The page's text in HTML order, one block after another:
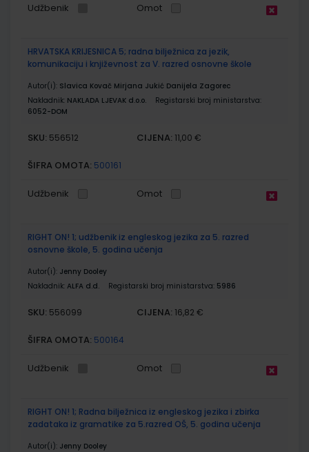
Udžbenik Omot
HRVATSKA KRIJESNICA 5; radna bilježnica za jezik,
komunikaciju i književnost za V. razred osnovne škole
Autor(i): Slavica Kovač Mirjana Jukić Danijela Zagorec
Nakladnik: NAKLADA LJEVAK d.o.o.
Registarski broj ministarstva:
6052-DOM
SKU: 556512 CIJENA: 11,00 €
ŠIFRA OMOTA: 500161
Udžbenik Omot
RIGHT ON! 1; udžbenik iz engleskog jezika za 5. razred
osnovne škole, 5. godina učenja
Autor(i): Jenny Dooley
Nakladnik: ALFA d.d. Registarski broj ministarstva: 5986
SKU: 556099 CIJENA: 16,82 €
ŠIFRA OMOTA: 500164
Udžbenik Omot
RIGHT ON! 1; Radna bilježnica iz engleskog jezika i zbirka
zadataka iz gramatike za 5.razred OŠ, 5. godina učenja
Autor(i): Jenny Dooley